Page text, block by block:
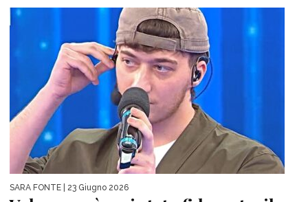
SARA FONTE | 23 Giugno 2026